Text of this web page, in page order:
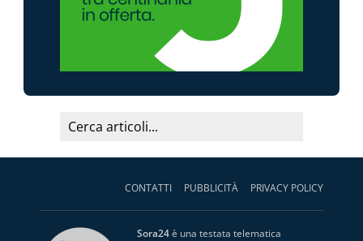
CONTATTI PUBBLICITÀ PRIVACY POLICY
Sora24è una testata telematica